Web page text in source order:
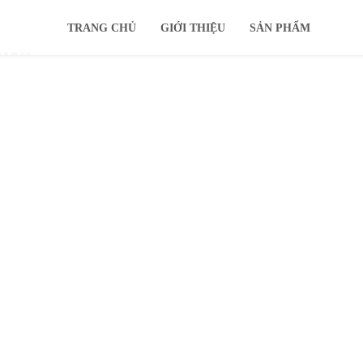
TRANG CHỦ GIỚI THIỆU SẢN PHẨM